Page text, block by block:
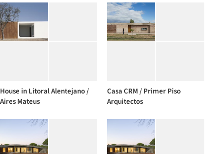
House in Litoral Alentejano /
Aires Mateus
Casa CRM / Primer Piso
Arquitectos